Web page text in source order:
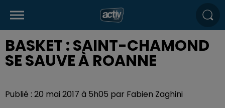
BASKET : SAINT-CHAMOND
SE SAUVE À ROANNE
Publié : 20 mai 2017 à 5h05 par Fabien Zaghini